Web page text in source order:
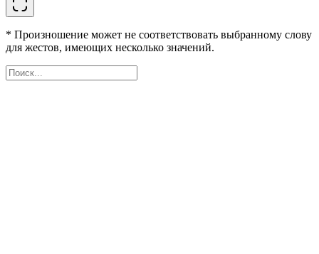
* Произношение может не соответствовать выбранному слову
для жестов, имеющих несколько значений.